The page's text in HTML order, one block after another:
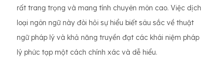
rất trang trọng và mang tính chuyên môn cao. Việc dịch
loại ngôn ngữ này đòi hỏi sự hiểu biết sâu sắc về thuật
ngữ pháp lý và khả năng truyền đạt các khái niệm pháp
lý phức tạp một cách chính xác và dễ hiểu.